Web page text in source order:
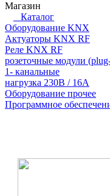
Магазин
Каталог
Оборудование KNX
Актуаторы KNX RF
Реле KNX RF
розеточные модули
1- канальные
нагрузка 230В / 16А
Оборудование прочее
Программное